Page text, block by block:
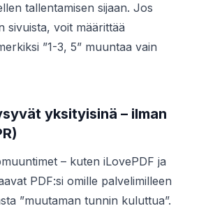
tallentamisen sijaan. Jos
sivuista, voit määrittää
”1-3, 5” muuntaa vain
yksityisinä – ilman
– kuten iLovePDF ja
PDF:si omille palvelimilleen
”muutaman tunnin kuluttua”.